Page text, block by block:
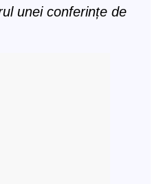
unei conferințe de